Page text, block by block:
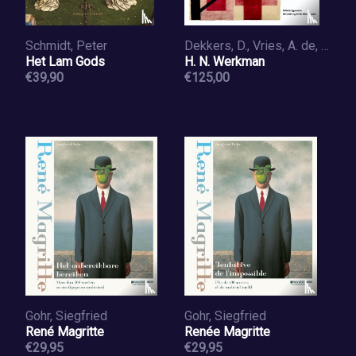
Schmidt, Peter
Het Lam Gods
€39,90
Dekkers, D., Vries, A. de, Spek, Jeroen van der
H. N. Werkman
€125,00
Gohr, Siegfried
René Magritte
€29,95
Gohr, Siegfried
Renée Magritte
€29,95